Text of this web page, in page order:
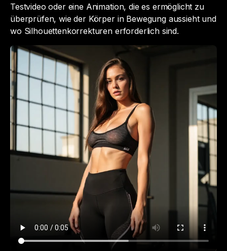
Testvideo oder eine Animation, die es ermöglicht zu
überprüfen, wie der Körper in Bewegung aussieht und
wo Silhouettenkorrekturen erforderlich sind.